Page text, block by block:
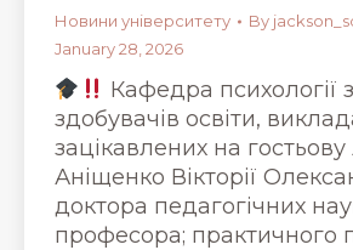
Новини університету By
January 28, 2026
Кафедра психології
здобувачів освіти,
зацікавлених на
Аніщенко Вікторії
доктора педагогічних
професора; практичного